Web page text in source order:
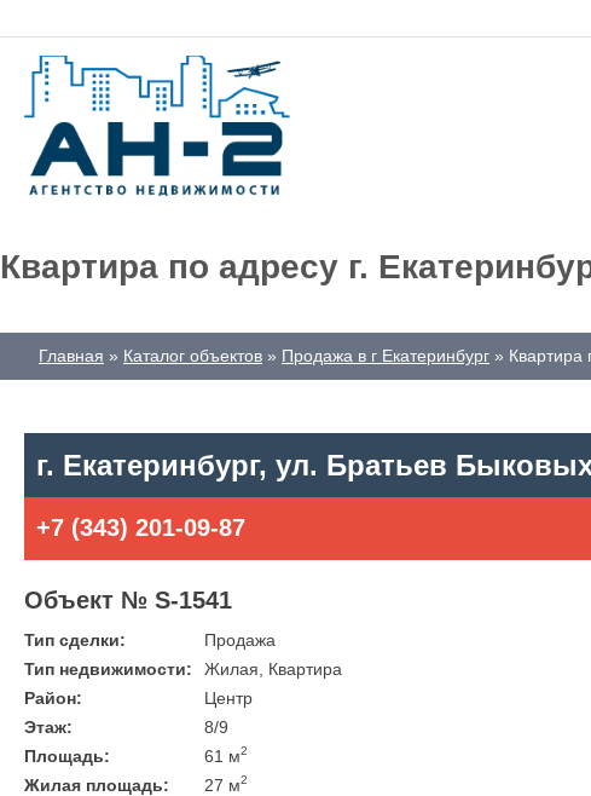
Квартира по адресу г.
Главная Каталог объектов Продажа в г Екатеринбург Квартира
г. Екатеринбург, ул. Братьев
+7 (343) 201-09-87
Объект № S-1541
Тип сделки:
Продажа
Тип недвижимости:
Жилая, Квартира
Район:
Центр
Этаж:
8/9
Площадь:
61 м2
Жилая площадь: 27 м2